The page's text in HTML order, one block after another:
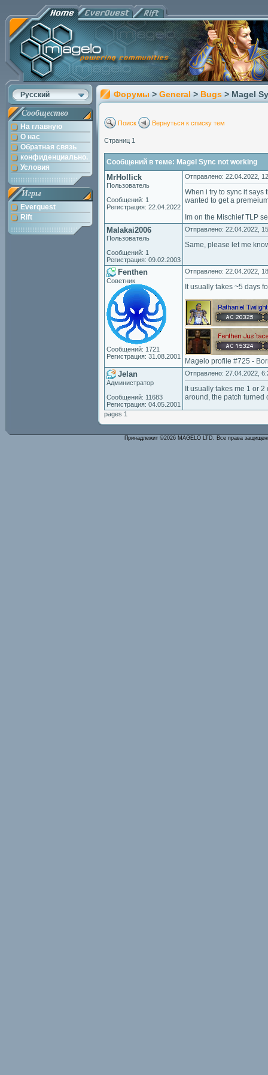
Русский
Сообщество
На главную
О нас
Обратная связь
конфиденциально.
Условия
Игры
Everquest
Rift
Форумы > General > Bugs > Magel
Поиск Вернуться к списку тем
Страниц 1
Сообщений в теме: Magel Sync not working
MrHollick
Пользователь
Сообщений: 1
Регистрация: 22.04.2022
Отправлено: 22.04.2022,
When i try to sync it says
wanted to get a
Im on the Mischief TLP
Malakai2006
Пользователь
Сообщений: 1
Регистрация: 09.02.2003
Отправлено: 22.04.2022,
Same, please let me
Fenthen
Советник
Сообщений: 1721
Регистрация: 31.08.2001
Отправлено: 22.04.2022,
It usually takes ~5 days
Magelo profile #725 -
Jelan
Администратор
Сообщений: 11683
Регистрация: 04.05.2001
Отправлено: 27.04.2022,
It usually takes me 1 or
around, the patch turned
pages 1
Принадлежит ©2026 MAGELO LTD. Все права